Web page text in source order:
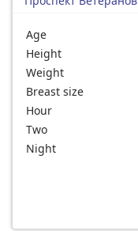
Age
Height
Weight
Breast size
Hour
Two
Night